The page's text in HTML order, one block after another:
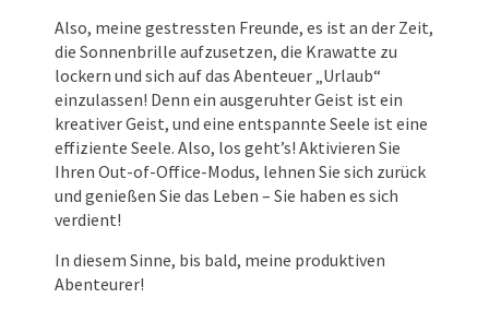
Also, meine gestressten Freunde, es ist an der Zeit,
die Sonnenbrille aufzusetzen, die Krawatte zu
lockern und sich auf das Abenteuer „Urlaub“
einzulassen! Denn ein ausgeruhter Geist ist ein
kreativer Geist, und eine entspannte Seele ist eine
effiziente Seele. Also, los geht’s! Aktivieren Sie
Ihren Out-of-Office-Modus, lehnen Sie sich zurück
und genießen Sie das Leben – Sie haben es sich
verdient!
In diesem Sinne, bis bald, meine produktiven
Abenteurer!